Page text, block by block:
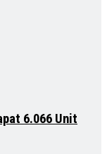
6.066 Unit